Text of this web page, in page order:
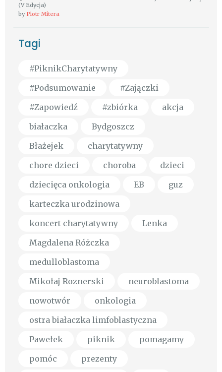
(V Edycja)
by Piotr Mitera
Tagi
#PiknikCharytatywny
#Podsumowanie
#Zajączki
#Zapowiedź
#zbiórka
akcja
białaczka
Bydgoszcz
Błażejek
charytatywny
chore dzieci
choroba
dzieci
dziecięca onkologia
EB
guz
karteczka urodzinowa
koncert charytatywny
Lenka
Magdalena Różczka
medulloblastoma
Mikołaj Roznerski
neuroblastoma
nowotwór
onkologia
ostra białaczka limfoblastyczna
Pawełek
piknik
pomagamy
pomóc
prezenty